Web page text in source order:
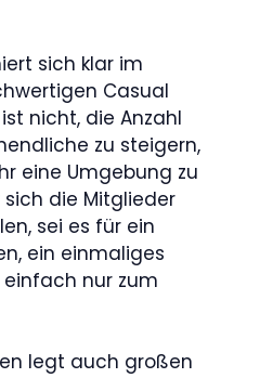
sich klar im
Casual
nicht, die Anzahl
zu steigern,
eine Umgebung zu
die Mitglieder
sei es für ein
ein einmaliges
nur zum
legt auch großen